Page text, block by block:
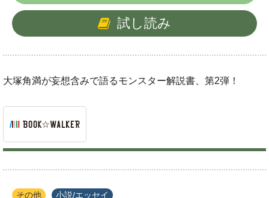
試し読み
大塚角満が妄想含みで語るモンスター解説書、第2弾！
その他 小説/エッセイ